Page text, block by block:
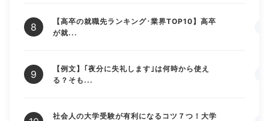
【高卒の就職先ランキング･業界TOP10】高卒
が就...
【例文】｢夜分に失礼します｣は何時から使え
る？そも...
社会人の大学受験が有利になるコツ７つ！大学